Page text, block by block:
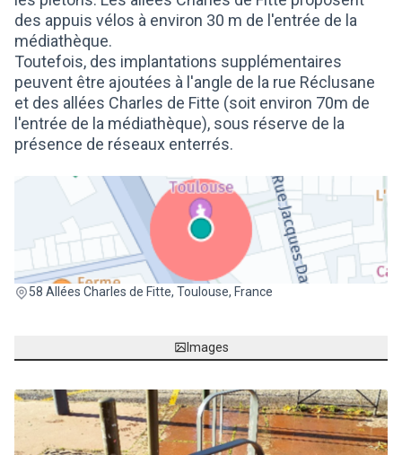
des appuis vélos à environ 30 m de l'entrée de la
médiathèque.
Toutefois, des implantations supplémentaires
peuvent être ajoutées à l'angle de la rue Réclusane
et des allées Charles de Fitte (soit environ 70m de
l'entrée de la médiathèque), sous réserve de la
présence de réseaux enterrés.
58 Allées Charles de Fitte, Toulouse, France
(Lien externe)
Images